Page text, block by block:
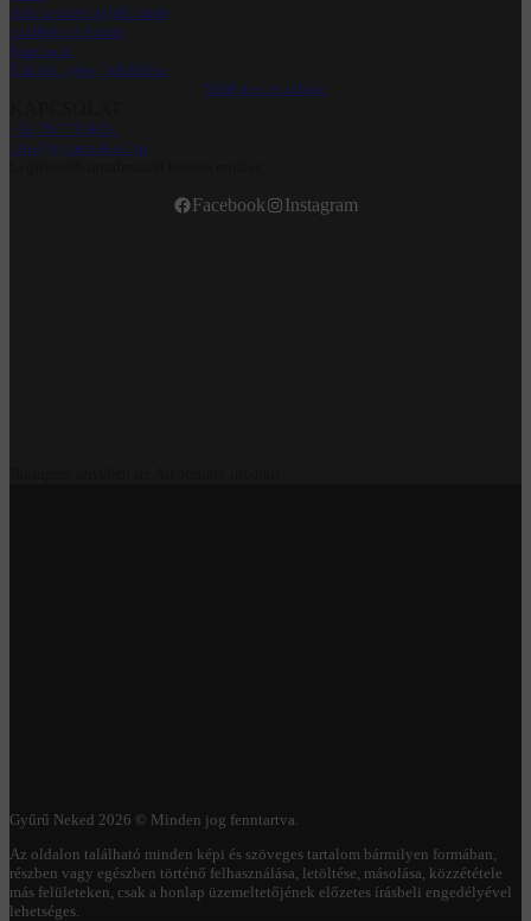
Adatkezelési tájékoztató
Szállítás és fizetés
Kapcsolat
Elállási igény beküldése
Sütik testreszabása
+36 70 771 6651
info@gyuruneked.hu
Facebook Instagram
Gyűrű Neked 2026 © Minden jog fenntartva.
Az oldalon található minden képi és szöveges tartalom bármilyen formában,
részben vagy egészben történő felhasználása, letöltése, másolása, közzététele
más felületeken, csak a honlap üzemeltetőjének előzetes írásbeli engedélyével
lehetséges.